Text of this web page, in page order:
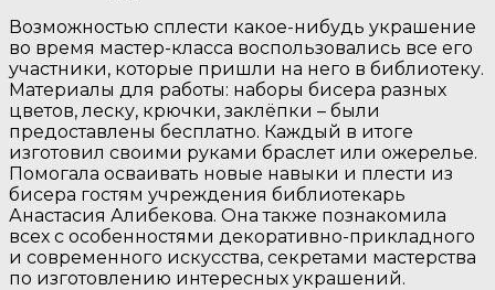
Возможностью сплести какое-нибудь украшение
во время мастер-класса воспользовались все его
участники, которые пришли на него в библиотеку.
Материалы для работы: наборы бисера разных
цветов, леску, крючки, заклёпки – были
предоставлены бесплатно. Каждый в итоге
изготовил своими руками браслет или ожерелье.
Помогала осваивать новые навыки и плести из
бисера гостям учреждения библиотекарь
Анастасия Алибекова. Она также познакомила
всех с особенностями декоративно-прикладного
и современного искусства, секретами мастерства
по изготовлению интересных украшений.